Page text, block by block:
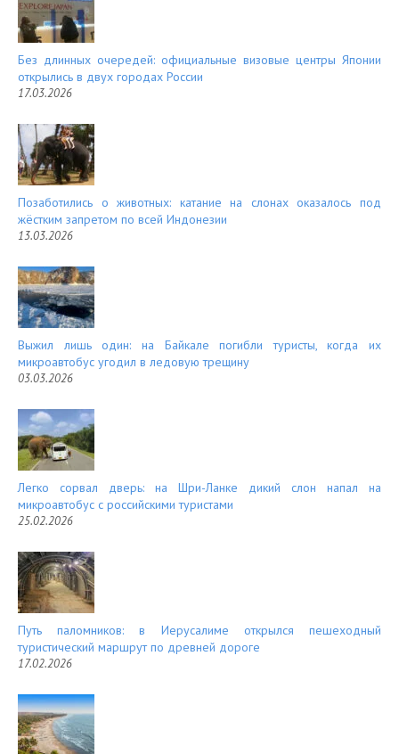
Без длинных очередей: официальные визовые центры Японии
открылись в двух городах России
17.03.2026
Позаботились о животных: катание на слонах оказалось под
жёстким запретом по всей Индонезии
13.03.2026
Выжил лишь один: на Байкале погибли туристы, когда их
микроавтобус угодил в ледовую трещину
03.03.2026
Легко сорвал дверь: на Шри-Ланке дикий слон напал на
микроавтобус с российскими туристами
25.02.2026
Путь паломников: в Иерусалиме открылся пешеходный
туристический маршрут по древней дороге
17.02.2026